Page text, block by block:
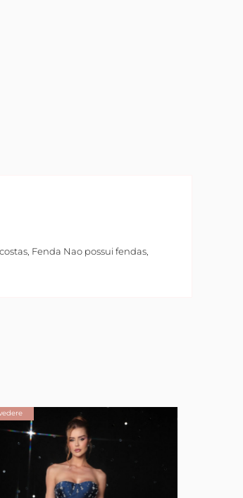
Fenda Nao possui fendas,